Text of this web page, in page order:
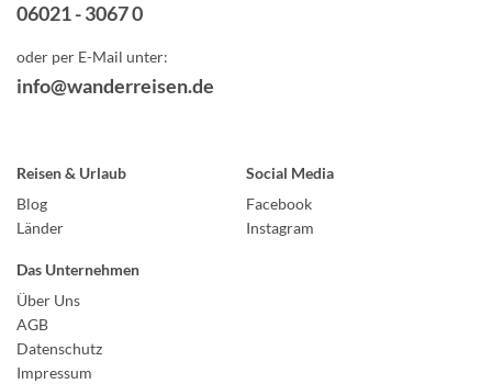
06021 - 3067 0
oder per E-Mail unter:
info@wanderreisen.de
Reisen & Urlaub
Blog
Länder
Social Media
Facebook
Instagram
Das Unternehmen
Über Uns
AGB
Datenschutz
Impressum